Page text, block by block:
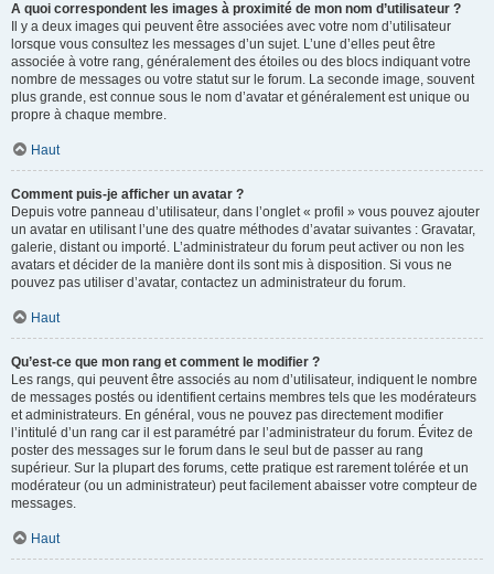
A quoi correspondent les images à proximité de mon nom d’utilisateur ?
Il y a deux images qui peuvent être associées avec votre nom d’utilisateur
lorsque vous consultez les messages d’un sujet. L’une d’elles peut être
associée à votre rang, généralement des étoiles ou des blocs indiquant votre
nombre de messages ou votre statut sur le forum. La seconde image, souvent
plus grande, est connue sous le nom d’avatar et généralement est unique ou
propre à chaque membre.
Haut
Comment puis-je afficher un avatar ?
Depuis votre panneau d’utilisateur, dans l’onglet « profil » vous pouvez ajouter
un avatar en utilisant l’une des quatre méthodes d’avatar suivantes : Gravatar,
galerie, distant ou importé. L’administrateur du forum peut activer ou non les
avatars et décider de la manière dont ils sont mis à disposition. Si vous ne
pouvez pas utiliser d’avatar, contactez un administrateur du forum.
Haut
Qu’est-ce que mon rang et comment le modifier ?
Les rangs, qui peuvent être associés au nom d’utilisateur, indiquent le nombre
de messages postés ou identifient certains membres tels que les modérateurs
et administrateurs. En général, vous ne pouvez pas directement modifier
l’intitulé d’un rang car il est paramétré par l’administrateur du forum. Évitez de
poster des messages sur le forum dans le seul but de passer au rang
supérieur. Sur la plupart des forums, cette pratique est rarement tolérée et un
modérateur (ou un administrateur) peut facilement abaisser votre compteur de
messages.
Haut